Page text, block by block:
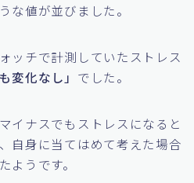
な値が並びました。
ッチで計測していたストレス
変化なし」 でした。
イナスでもストレスになると
自身に当てはめて考えた場合
ようです。